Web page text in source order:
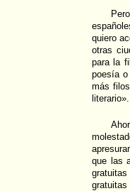
quiero
otras
para la
poesía o
más
literario».
que las